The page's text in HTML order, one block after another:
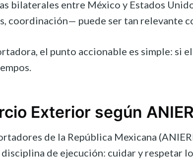
bilaterales entre México y Estados
coordinación— puede ser tan relevante
el punto accionable es simple:
Exterior según
de la República Mexicana
de ejecución: cuidar y